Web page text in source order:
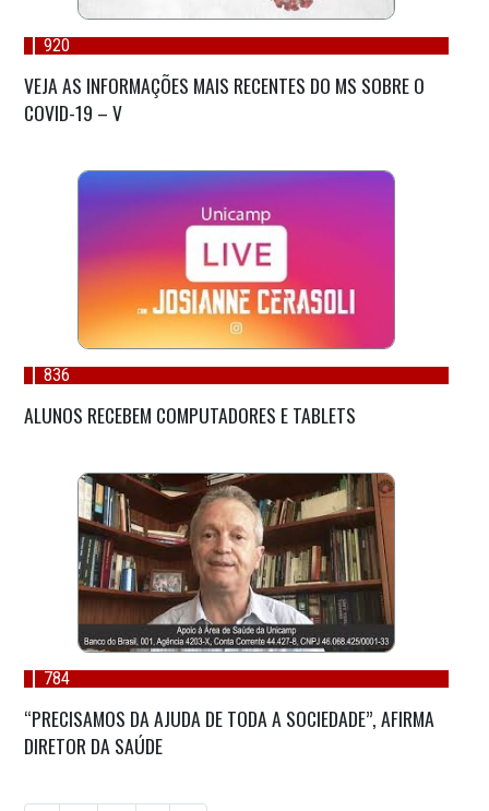
920
VEJA AS INFORMAÇÕES MAIS RECENTES DO MS SOBRE O
COVID-19 – V
836
ALUNOS RECEBEM COMPUTADORES E TABLETS
784
“PRECISAMOS DA AJUDA DE TODA A SOCIEDADE”, AFIRMA
DIRETOR DA SAÚDE